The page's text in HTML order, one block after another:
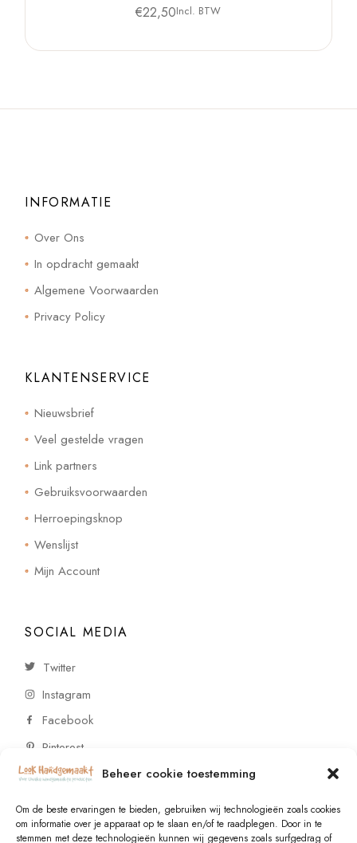
Beheer cookie toestemming
Om de beste ervaringen te bieden, gebruiken wij technologieën zoals cookies
om informatie over je apparaat op te slaan en/of te raadplegen. Door in te
stemmen met deze technologieën kunnen wij gegevens zoals surfgedrag of
€22,50Incl. BTW
INFORMATIE
Over Ons
In opdracht gemaakt
Algemene Voorwaarden
Privacy Policy
KLANTENSERVICE
Nieuwsbrief
Veel gestelde vragen
Link partners
Gebruiksvoorwaarden
Herroepingsknop
Wenslijst
Mijn Account
SOCIAL MEDIA
Twitter
Instagram
Facebook
Pinterest
CONTACT